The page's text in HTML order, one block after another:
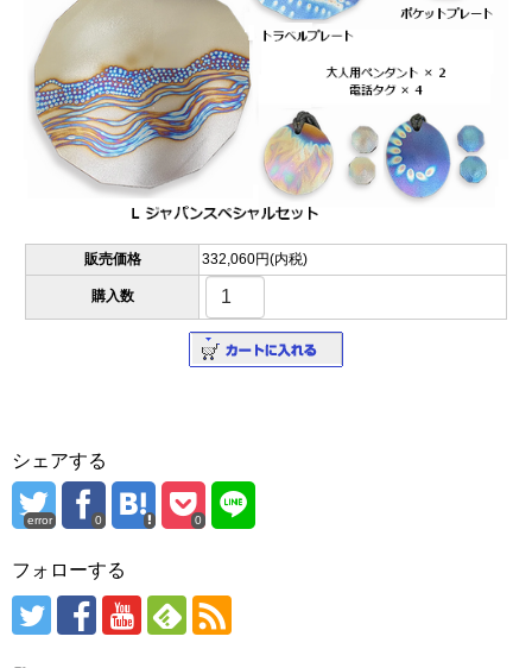
販売価格 332,060円(内税)
購入数
シェアする
error 0 0
フォローする